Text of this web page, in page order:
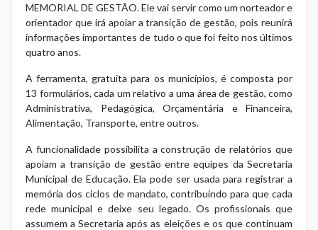
MEMORIAL DE GESTÃO. Ele vai servir como um norteador e
orientador que irá apoiar a transição de gestão, pois reunirá
informações importantes de tudo o que foi feito nos últimos
quatro anos.
A ferramenta, gratuita para os municípios, é composta por
13 formulários, cada um relativo a uma área de gestão, como
Administrativa, Pedagógica, Orçamentária e Financeira,
Alimentação, Transporte, entre outros.
A funcionalidade possibilita a construção de relatórios que
apoiam a transição de gestão entre equipes da Secretaria
Municipal de Educação. Ela pode ser usada para registrar a
memória dos ciclos de mandato, contribuindo para que cada
rede municipal e deixe seu legado. Os profissionais que
assumem a Secretaria após as eleições e os que continuam